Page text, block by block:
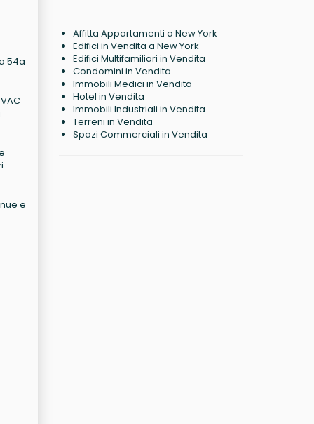
54a
e
Affitta Appartamenti a New York
Edifici in Vendita a New York
Edifici Multifamiliari in Vendita
Condomini in Vendita
Immobili Medici in Vendita
Hotel in Vendita
Immobili Industriali in Vendita
Terreni in Vendita
Spazi Commerciali in Vendita